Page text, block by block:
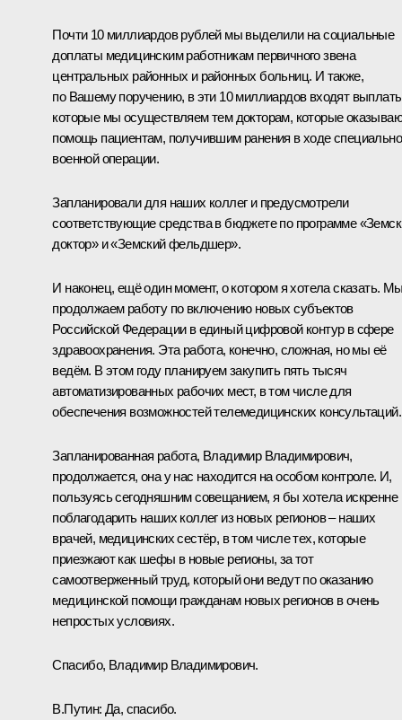
Почти 10 миллиардов рублей мы выделили на социальные
доплаты медицинским работникам первичного звена
центральных районных и районных больниц. И также,
по Вашему поручению, в эти 10 миллиардов входят
которые мы осуществляем тем докторам, которые
помощь пациентам, получившим ранения в ходе
военной операции.
Запланировали для наших коллег и предусмотрели
соответствующие средства в бюджете по программе
доктор» и «Земский фельдшер».
И наконец, ещё один момент, о котором я хотела сказать.
продолжаем работу по включению новых субъектов
Российской Федерации в единый цифровой контур в сфере
здравоохранения. Эта работа, конечно, сложная, но мы её
ведём. В этом году планируем закупить пять тысяч
автоматизированных рабочих мест, в том числе для
обеспечения возможностей телемедицинских консультаций.
Запланированная работа, Владимир Владимирович,
продолжается, она у нас находится на особом контроле. И,
пользуясь сегодняшним совещанием, я бы хотела искренне
поблагодарить наших коллег из новых регионов – наших
врачей, медицинских сестёр, в том числе тех, которые
приезжают как шефы в новые регионы, за тот
самоотверженный труд, который они ведут по оказанию
медицинской помощи гражданам новых регионов в очень
непростых условиях.
Спасибо, Владимир Владимирович.
В.Путин: Да, спасибо.